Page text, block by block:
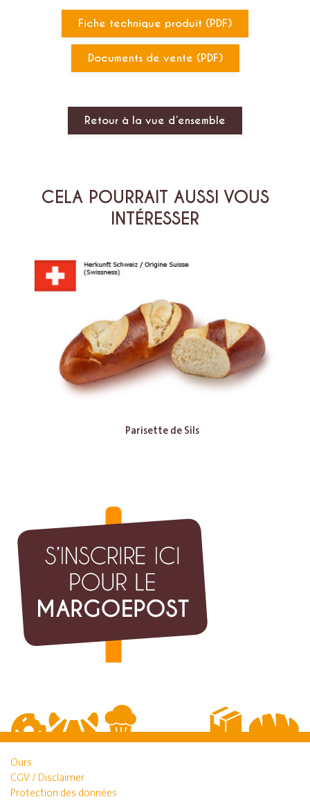
Fiche technique produit (PDF)
Documents de vente (PDF)
Retour à la vue d’ensemble
CELA POURRAIT AUSSI VOUS
INTÉRESSER
Parisette de Sils
Ours
CGV / Disclaimer
Protection des données